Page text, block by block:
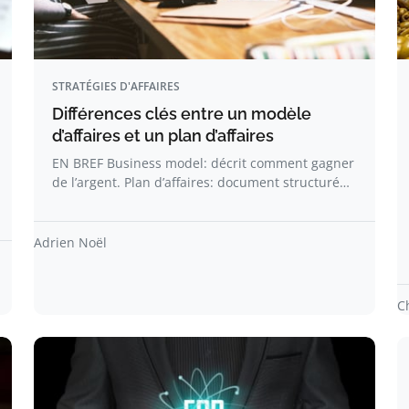
STRATÉGIES D'AFFAIRES
Différences clés entre un modèle
d’affaires et un plan d’affaires
EN BREF Business model: décrit comment gagner
de l’argent. Plan d’affaires: document structuré…
Adrien Noël